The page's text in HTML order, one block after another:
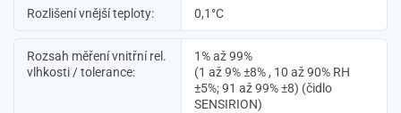
Rozlišení vnější teploty: 0,1°C
Rozsah měření vnitřní rel.
vlhkosti / tolerance:
1% až 99%
(1 až 9% ±8% , 10 až 90% RH
±5%; 91 až 99% ±8) (čidlo
SENSIRION)